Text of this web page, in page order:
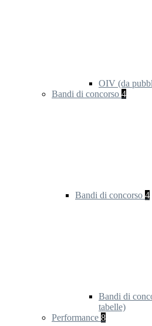
OIV (da
Bandi di concorso 4
Bandi di concorso 4
Bandi di
tabelle)
Performance 8